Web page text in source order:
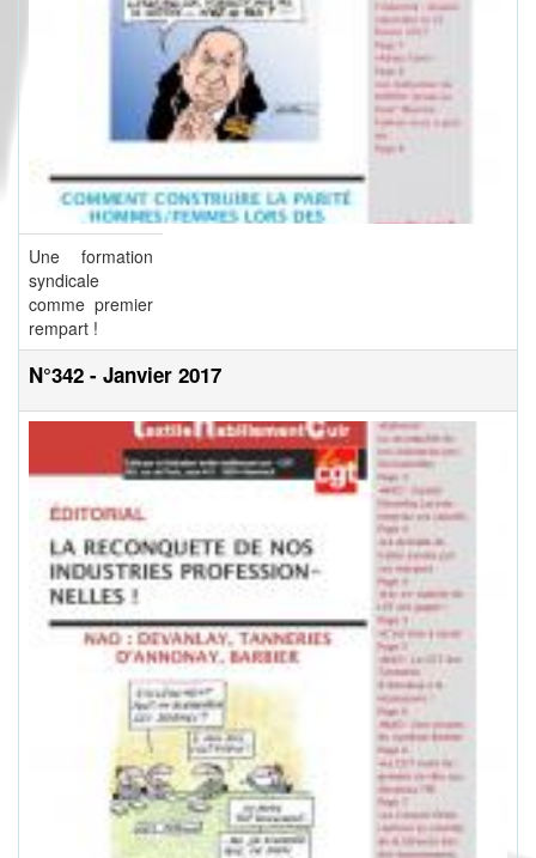
Une formation
syndicale
comme premier
rempart !
N°342 - Janvier 2017